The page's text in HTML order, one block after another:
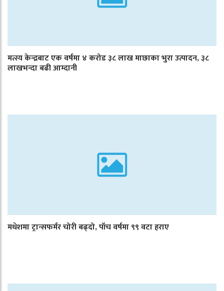
मत्स्य केन्द्रबाट एक वर्षमा ४ करोड ३८ लाख माछाका भुरा उत्पादन, ३८
लाखभन्दा बढी आम्दानी
मधेशमा ट्रान्सफर्मर चोरी बढ्दो, पाँच वर्षमा ९९ वटा हराए